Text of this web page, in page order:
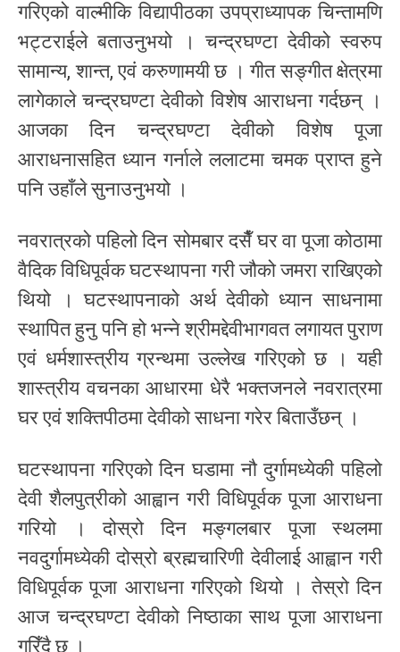
गरिएको वाल्मीकि विद्यापीठका उपप्राध्यापक चिन्तामणि
भट्टराईले बताउनुभयो । चन्द्रघण्टा देवीको स्वरुप
सामान्य, शान्त, एवं करुणामयी छ । गीत सङ्गीत क्षेत्रमा
लागेकाले चन्द्रघण्टा देवीको विशेष आराधना गर्दछन् ।
आजका दिन चन्द्रघण्टा देवीको विशेष पूजा
आराधनासहित ध्यान गर्नाले ललाटमा चमक प्राप्त हुने
पनि उहाँले सुनाउनुभयो ।
नवरात्रको पहिलो दिन सोमबार दसैँ घर वा पूजा कोठामा
वैदिक विधिपूर्वक घटस्थापना गरी जौको जमरा राखिएको
थियो । घटस्थापनाको अर्थ देवीको ध्यान साधनामा
स्थापित हुनु पनि हो भन्ने श्रीमद्देवीभागवत लगायत पुराण
एवं धर्मशास्त्रीय ग्रन्थमा उल्लेख गरिएको छ । यही
शास्त्रीय वचनका आधारमा धेरै भक्तजनले नवरात्रमा
घर एवं शक्तिपीठमा देवीको साधना गरेर बिताउँछन् ।
घटस्थापना गरिएको दिन घडामा नौ दुर्गामध्येकी पहिलो
देवी शैलपुत्रीको आह्वान गरी विधिपूर्वक पूजा आराधना
गरियो । दोस्रो दिन मङ्गलबार पूजा स्थलमा
नवदुर्गामध्येकी दोस्रो ब्रह्मचारिणी देवीलाई आह्वान गरी
विधिपूर्वक पूजा आराधना गरिएको थियो । तेस्रो दिन
आज चन्द्रघण्टा देवीको निष्ठाका साथ पूजा आराधना
गरिँदै छ ।